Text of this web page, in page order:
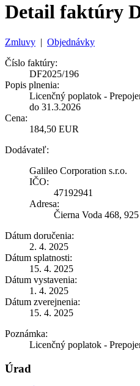
Detail faktúry
Zmluvy | Objednávky
Číslo faktúry:
DF2025/196
Popis plnenia:
Licenčný poplatok -
do 31.3.2026
Cena:
184,50 EUR
Dodávateľ:
Galileo Corporation s.r.o.
IČO:
47192941
Adresa:
Čierna Voda 468,
Dátum doručenia:
2. 4. 2025
Dátum splatnosti:
15. 4. 2025
Dátum vystavenia:
1. 4. 2025
Dátum zverejnenia:
15. 4. 2025
Poznámka:
Licenčný poplatok -
Úrad